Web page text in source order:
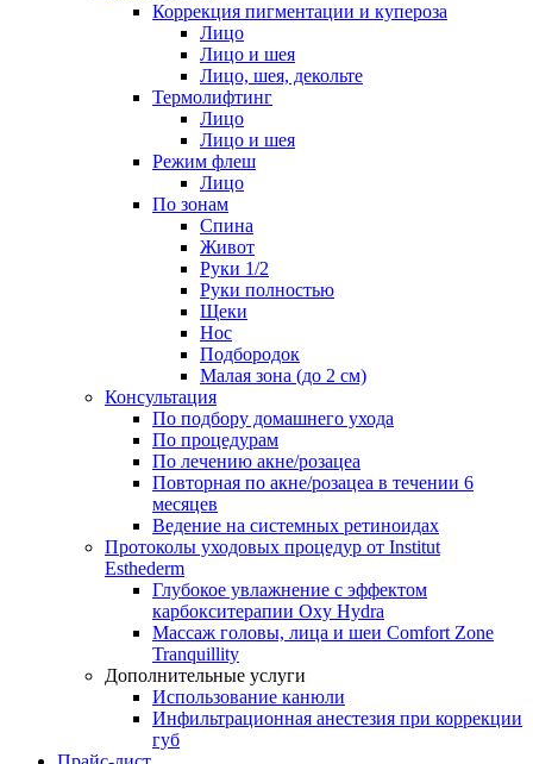
Коррекция пигментации и купероза
Лицо
Лицо и шея
Лицо, шея, декольте
Термолифтинг
Лицо
Лицо и шея
Режим флеш
Лицо
По зонам
Спина
Живот
Руки 1/2
Руки полностью
Щеки
Нос
Подбородок
Малая зона (до 2 см)
Консультация
По подбору домашнего ухода
По процедурам
По лечению акне/розацеа
Повторная по акне/розацеа в течении 6
месяцев
Ведение на системных ретиноидах
Протоколы уходовых процедур от Institut
Esthederm
Глубокое увлажнение с эффектом
карбокситерапии Oxy Hydra
Массаж головы, лица и шеи Comfort Zone
Tranquillity
Дополнительные услуги
Использование канюли
Инфильтрационная анестезия при коррекции
губ